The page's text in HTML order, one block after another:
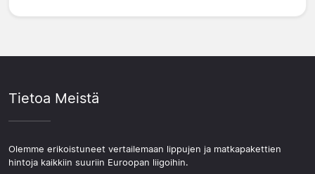
Tietoa Meistä
Olemme erikoistuneet vertailemaan lippujen ja matkapakettien
hintoja kaikkiin suuriin Euroopan liigoihin.